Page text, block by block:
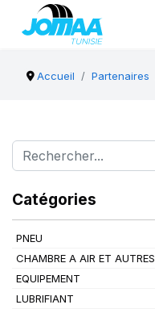
Accueil Partenaires
Catégories
PNEU
CHAMBRE A AIR ET AUTRES
EQUIPEMENT
LUBRIFIANT